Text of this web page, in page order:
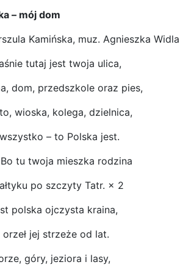
– mój dom
Kamińska, muz. Agnieszka
tutaj jest twoja ulica,
dom, przedszkole oraz pies,
wioska, kolega, dzielnica,
– to Polska jest.
Bo tu twoja mieszka rodzina
po szczyty Tatr. × 2
polska ojczysta kraina,
orzeł jej strzeże od lat.
góry, jeziora i lasy,